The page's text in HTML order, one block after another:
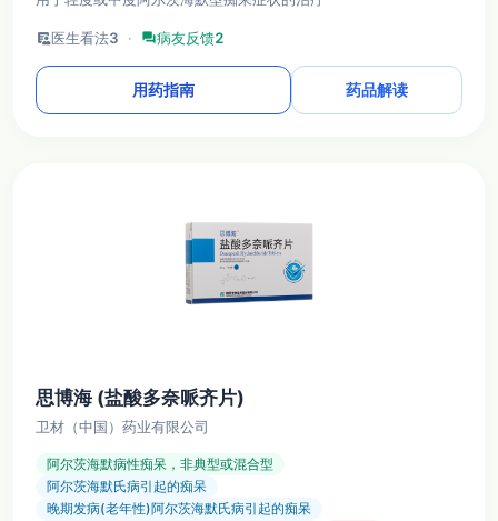
clinical_notes医生看法3 · forum病友反馈2
用药指南 药品解读
思博海 (盐酸多奈哌齐片)
卫材（中国）药业有限公司
阿尔茨海默病性痴呆，非典型或混合型
阿尔茨海默氏病引起的痴呆
晚期发病(老年性)阿尔茨海默氏病引起的痴呆